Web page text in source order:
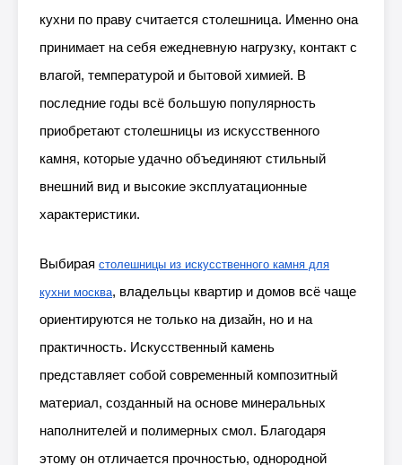
кухни по праву считается столешница. Именно она
принимает на себя ежедневную нагрузку, контакт с
влагой, температурой и бытовой химией. В
последние годы всё большую популярность
приобретают столешницы из искусственного
камня, которые удачно объединяют стильный
внешний вид и высокие эксплуатационные
характеристики.
Выбирая столешницы из искусственного камня для
кухни москва, владельцы квартир и домов всё чаще
ориентируются не только на дизайн, но и на
практичность. Искусственный камень
представляет собой современный композитный
материал, созданный на основе минеральных
наполнителей и полимерных смол. Благодаря
этому он отличается прочностью, однородной